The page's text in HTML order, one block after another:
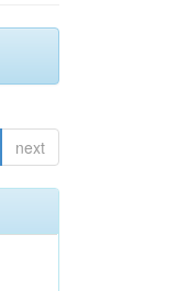
next